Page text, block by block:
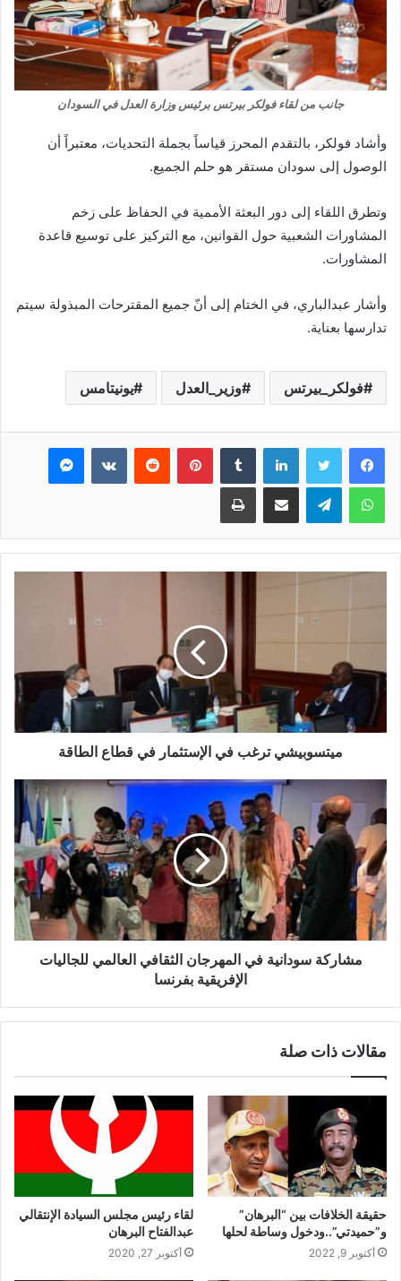
جانب من لقاء فولكر بيرتس برئيس وزارة العدل في السودان
وأشاد فولكر، بالتقدم المحرز قياساً بجملة التحديات، معتبراً أن
الوصول إلى سودان مستقر هو حلم الجميع.
وتطرق اللقاء إلى دور البعثة الأممية في الحفاظ على زخم
المشاورات الشعبية حول القوانين، مع التركيز على توسيع قاعدة
المشاورات.
وأشار عبدالباري، في الختام إلى أنّ جميع المقترحات المبذولة سيتم
تدارسها بعناية.
فولكر_بيرتس وزير_العدل يونيتامس
فيسبوك تويتر لينكدإن بينتيريست ماسنجر
واتساب تيلقرام مشاركة عبر البريد طباعة
ميتسوبيشي ترغب في الإستثمار في قطاع الطاقة
مشاركة سودانية في المهرجان الثقافي العالمي للجاليات
الإفريقية بفرنسا
مقالات ذات صلة
حقيقة الخلافات بين “البرهان”
و”حميدتي”..ودخول وساطة لحلها
أكتوبر 9, 2022
لقاء رئيس مجلس السيادة الإنتقالي
عبدالفتاح البرهان
أكتوبر 27, 2020